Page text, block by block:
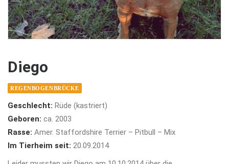
Diego
REGENBOGENBRÜCKE
Geschlecht: Rüde (kastriert)
Geboren: ca. 2003
Rasse: Amer. Staffordshire Terrier – Pitbull – Mix
Im Tierheim seit: 20.09.2014